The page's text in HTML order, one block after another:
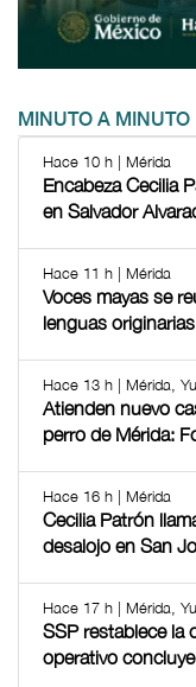
MINUTO A MINUTO
Hace 10 h | Mérida
Encabeza Cecilia
en Salvador
Hace 11 h | Mérida
Voces mayas se
lenguas originarias
Hace 13 h | Mérida,
Atienden nuevo
perro de Mérida:
Hace 16 h | Mérida
Cecilia Patrón
desalojo en San
Hace 17 h | Mérida,
SSP restablece la
operativo